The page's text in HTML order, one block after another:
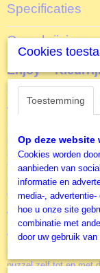
Specificaties
Productcode
EJ1787
5949194017874
Productcode
68x 48 cm
Omschrijving
Enjoy -
Hallo!
Wij zijn ENJOY
precies wat ons het
zoektocht naar de
toen we besloten om
hadden te
en zo werd ENJOY
Waarom heten we
Waarom zou je aan
puzzel zelf tot en met
Cookies
Toestemming
Op deze
Cookies worden
aanbieden van
informatie en
media-,
hoe u onze site
combinatie met
door uw gebruik